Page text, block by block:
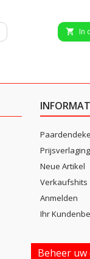
 In
Prijsverlaging
Neue Artikel
Verkaufshits
Anmelden
Ihr
Beheer uw